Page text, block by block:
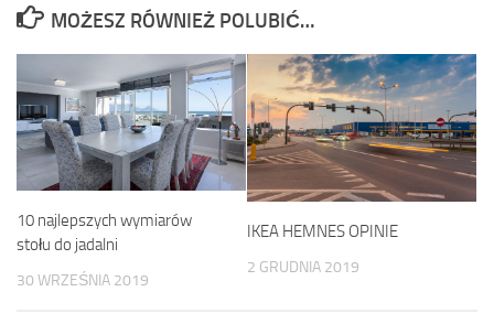
MOŻESZ RÓWNIEŻ POLUBIĆ…
10 najlepszych wymiarów
stołu do jadalni
30 WRZEŚNIA 2019
IKEA HEMNES OPINIE
2 GRUDNIA 2019